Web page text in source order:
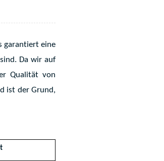
garantiert eine
Da wir auf
Qualität von
ist der Grund,